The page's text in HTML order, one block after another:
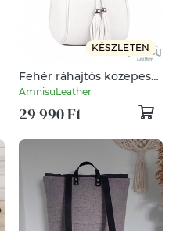
KÉSZLETEN
Fehér ráhajtós közepes
női bőr hátizsák
AmnisuLeather
29 990 Ft